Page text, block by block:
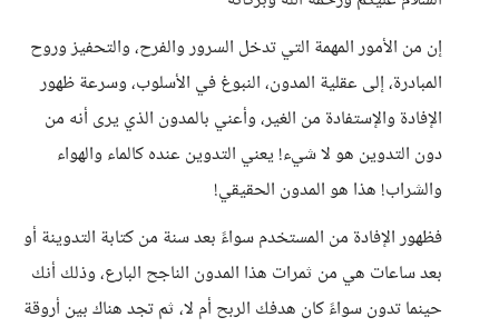
إن من الأمور المهمة التي تدخل السرور والفرح، والتحفيز وروح
المبادرة، إلى عقلية المدون، النبوغ في الأسلوب، وسرعة ظهور
الإفادة والإستفادة من الغير، وأعني بالمدون الذي يرى أنه من
دون التدوين هو لا شيء! يعني التدوين عنده كالماء والهواء
والشراب! هذا هو المدون الحقيقي!
فظهور الإفادة من المستخدم سواءً بعد سنة من كتابة التدوينة أو
بعد ساعات هي من ثمرات هذا المدون الناجح البارع، وذلك أنك
حينما تدون سواءً كان هدفك الربح أم لا، ثم تجد هناك بين أروقة